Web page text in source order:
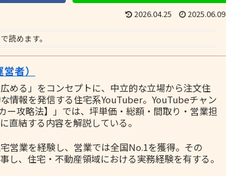
2026.04.25 2025.06.09
で読めます。
者）
める」をコンセプトに、中立的な立場から注文住
情報を発信する住宅系YouTuber。YouTubeチャン
ー攻略法】」では、坪単価・総額・間取り・営業担
直結する内容を解説している。
営業を経験し、営業では全国No.1を獲得。その
し、住宅・不動産領域における実務経験を有する。